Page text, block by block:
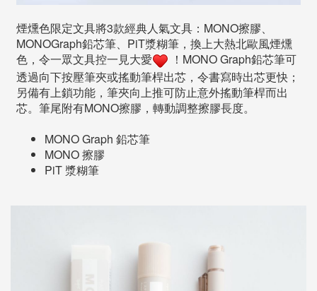
煙燻色限定文具將3款經典人氣文具：MONO擦膠、
MONOGraph鉛芯筆、PiT漿糊筆，換上大熱北歐風煙燻
色，令一眾文具控一見大愛
！MONO Graph鉛芯筆可
透過向下按壓筆夾或搖動筆桿出芯，令書寫時出芯更快；
另備有上鎖功能，筆夾向上推可防止意外搖動筆桿而出
芯。筆尾附有MONO擦膠，轉動調整擦膠長度。
MONO Graph 鉛芯筆
MONO 擦膠
PiT 漿糊筆